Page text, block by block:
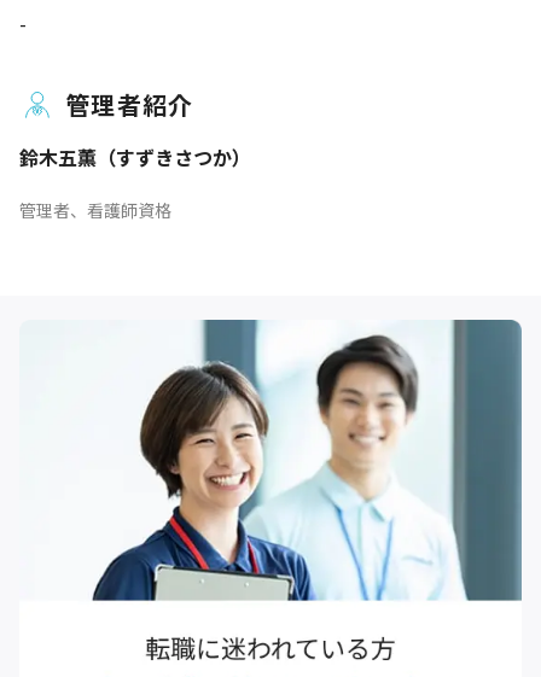
-
管理者紹介
鈴木五薫（すずきさつか）
管理者、看護師資格